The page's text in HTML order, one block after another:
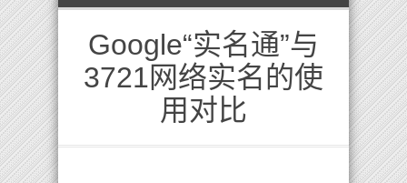
Google“实名通”与
3721网络实名的使
用对比